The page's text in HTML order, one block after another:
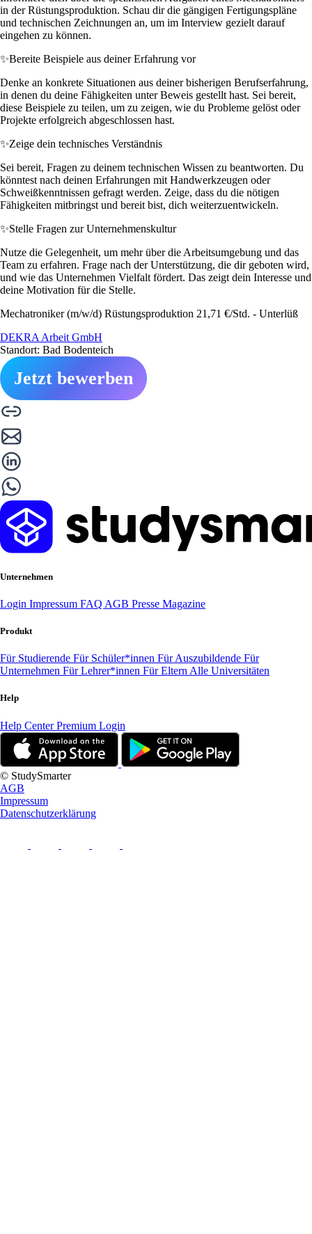
in der Rüstungsproduktion. Schau dir die gängigen Fertigungspläne
und technischen Zeichnungen an, um im Interview gezielt darauf
eingehen zu können.
✨Bereite Beispiele aus deiner Erfahrung vor
Denke an konkrete Situationen aus deiner bisherigen Berufserfahrung,
in denen du deine Fähigkeiten unter Beweis gestellt hast. Sei bereit,
diese Beispiele zu teilen, um zu zeigen, wie du Probleme gelöst oder
Projekte erfolgreich abgeschlossen hast.
✨Zeige dein technisches Verständnis
Sei bereit, Fragen zu deinem technischen Wissen zu beantworten. Du
könntest nach deinen Erfahrungen mit Handwerkzeugen oder
Schweißkenntnissen gefragt werden. Zeige, dass du die nötigen
Fähigkeiten mitbringst und bereit bist, dich weiterzuentwickeln.
✨Stelle Fragen zur Unternehmenskultur
Nutze die Gelegenheit, um mehr über die Arbeitsumgebung und das
Team zu erfahren. Frage nach der Unterstützung, die dir geboten wird,
und wie das Unternehmen Vielfalt fördert. Das zeigt dein Interesse und
deine Motivation für die Stelle.
Mechatroniker (m/w/d) Rüstungsproduktion 21,71 €/Std. - Unterlüß
DEKRA Arbeit GmbH
Standort: Bad Bodenteich
Jetzt bewerben
Unternehmen
Login Impressum FAQ AGB Presse Magazine
Produkt
Für Studierende Für Schüler*innen Für Auszubildende Für
Unternehmen Für Lehrer*innen Für Eltern Alle Universitäten
Help
Help CenterPremium Login
© StudySmarter
AGB
Impressum
Datenschutzerklärung